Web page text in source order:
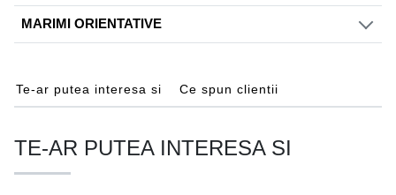
MARIMI ORIENTATIVE
Te-ar putea interesa si Ce spun clientii
TE-AR PUTEA INTERESA SI